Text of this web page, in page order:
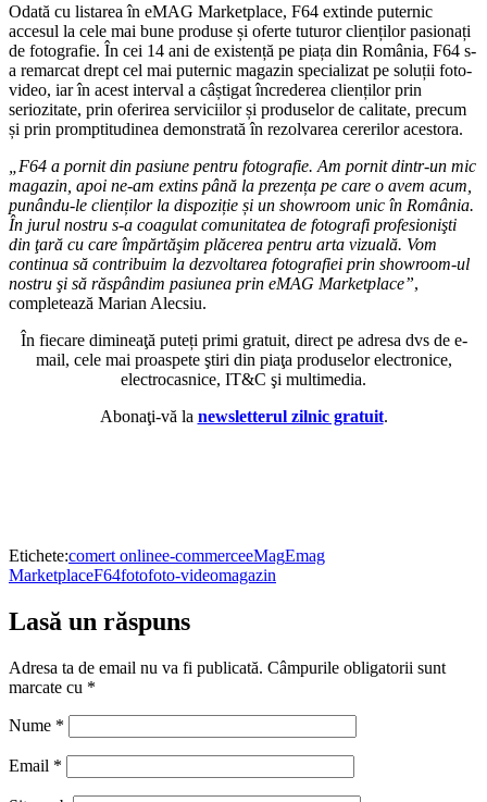
Odată cu listarea în eMAG Marketplace, F64 extinde puternic
accesul la cele mai bune produse și oferte tuturor clienților pasionați
de fotografie. În cei 14 ani de existență pe piața din România, F64 s-
a remarcat drept cel mai puternic magazin specializat pe soluții foto-
video, iar în acest interval a câștigat încrederea clienților prin
seriozitate, prin oferirea serviciilor și produselor de calitate, precum
și prin promptitudinea demonstrată în rezolvarea cererilor acestora.
„F64 a pornit din pasiune pentru fotografie. Am pornit dintr-un mic
magazin, apoi ne-am extins până la prezența pe care o avem acum,
punându-le clienților la dispoziție și un showroom unic în România.
În jurul nostru s-a coagulat comunitatea de fotografi profesionişti
din ţară cu care împărtăşim plăcerea pentru arta vizuală. Vom
continua să contribuim la dezvoltarea fotografiei prin showroom-ul
nostru şi să răspândim pasiunea prin eMAG Marketplace”,
completează Marian Alecsiu.
În fiecare dimineaţă puteți primi gratuit, direct pe adresa dvs de e-
mail, cele mai proaspete ştiri din piaţa produselor electronice,
electrocasnice, IT&C şi multimedia.
Abonaţi-vă la newsletterul zilnic gratuit.
Etichete:comert onlinee-commerceeMagEmag
MarketplaceF64fotofoto-videomagazin
Lasă un răspuns
Adresa ta de email nu va fi publicată. Câmpurile obligatorii sunt
marcate cu *
Nume *
Email *